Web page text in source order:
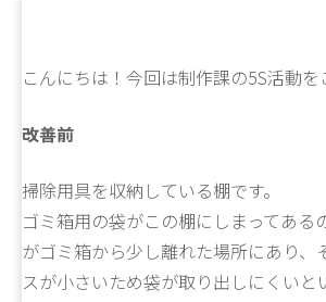
こんにちは！今回は制作課の5S活動を
改善前
掃除用具を収納している棚です。
ゴミ箱用の袋がこの棚にしまってある
がゴミ箱から少し離れた場所にあり、
スが小さいため袋が取り出しにくいと